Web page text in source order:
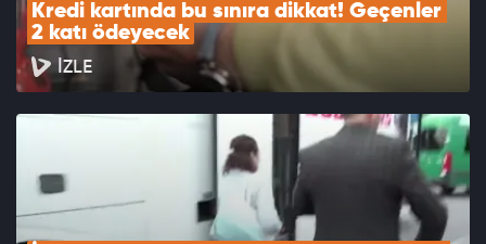
Kredi kartında bu sınıra dikkat! Geçenler
2 katı ödeyecek
İZLE